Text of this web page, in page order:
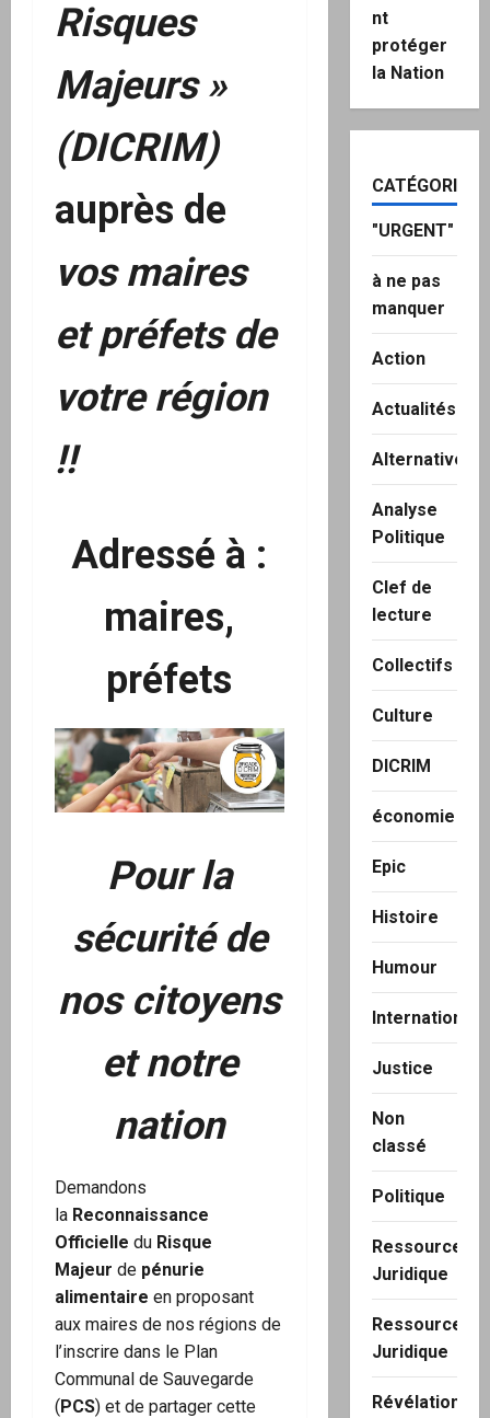
Risques
Majeurs »
(DICRIM)
auprès de
vos maires
etpréfets de
votre région
!!
Adressé à :
maires,
préfets
Pour la
sécurité de
nos citoyens
et notre
nation
Demandons
la Reconnaissance
Officielle du Risque
Majeur de pénurie
alimentaire en proposant
aux maires de nos régions de
l’inscrire dans le Plan
Communal de Sauvegarde
(PCS) et de partager cette
nt
protéger
la Nation
CATÉGORIES
"URGENT"
à ne pas
manquer
Action
Actualités
Alternatives
Analyse
Politique
Clef de
lecture
Collectifs
Culture
DICRIM
économie
Epic
Histoire
Humour
International
Justice
Non
classé
Politique
Ressource
Juridique
Ressource
Juridique
Révélation